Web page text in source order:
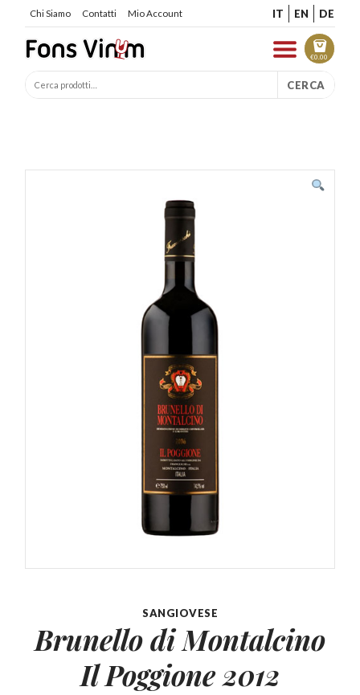
Chi Siamo Contatti Mio Account IT EN DE
€0.00
CERCA
SANGIOVESE
Brunello di Montalcino
Il Poggione 2012